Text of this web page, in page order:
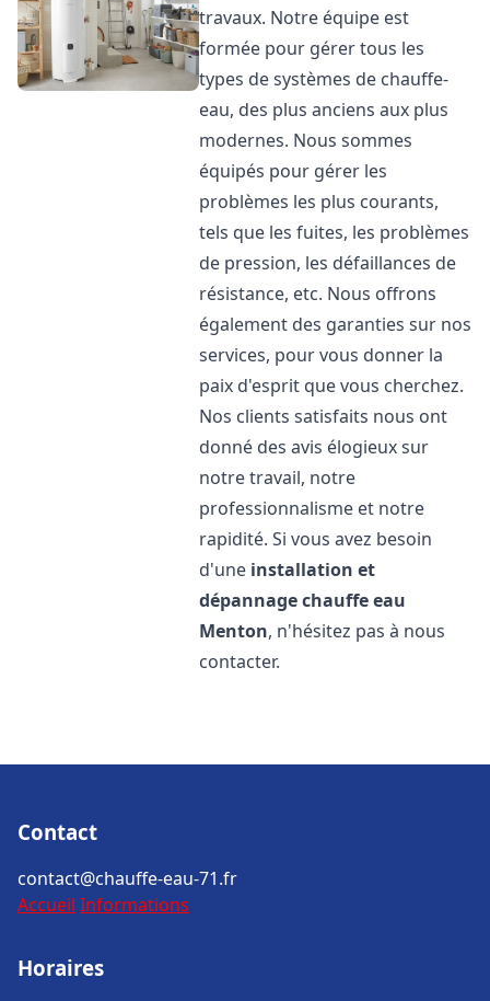
travaux. Notre équipe est
formée pour gérer tous les
types de systèmes de chauffe-
eau, des plus anciens aux plus
modernes. Nous sommes
équipés pour gérer les
problèmes les plus courants,
tels que les fuites, les problèmes
de pression, les défaillances de
résistance, etc. Nous offrons
également des garanties sur nos
services, pour vous donner la
paix d'esprit que vous cherchez.
Nos clients satisfaits nous ont
donné des avis élogieux sur
notre travail, notre
professionnalisme et notre
rapidité. Si vous avez besoin
d'une installation et
dépannage chauffe eau
Menton, n'hésitez pas à nous
contacter.
Contact
contact@chauffe-eau-71.fr
Accueil Informations
Horaires